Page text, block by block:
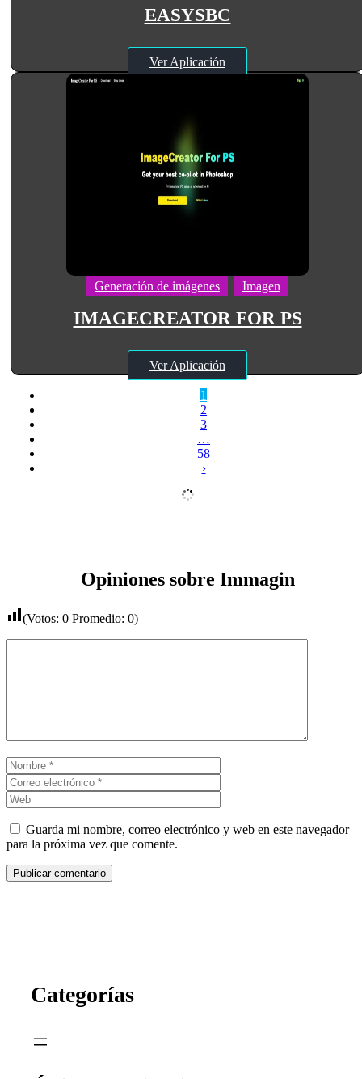
EASYSBC
Ver Aplicación
Generación de imágenes Imagen
IMAGECREATOR FOR PS
Ver Aplicación
1
2
3
…
58
›
Opiniones sobre Immagin
(Votos: 0 Promedio: 0)
Nombre
electrónico
Guarda mi nombre, correo electrónico y web en este navegador
para la próxima vez que comente.
Categorías